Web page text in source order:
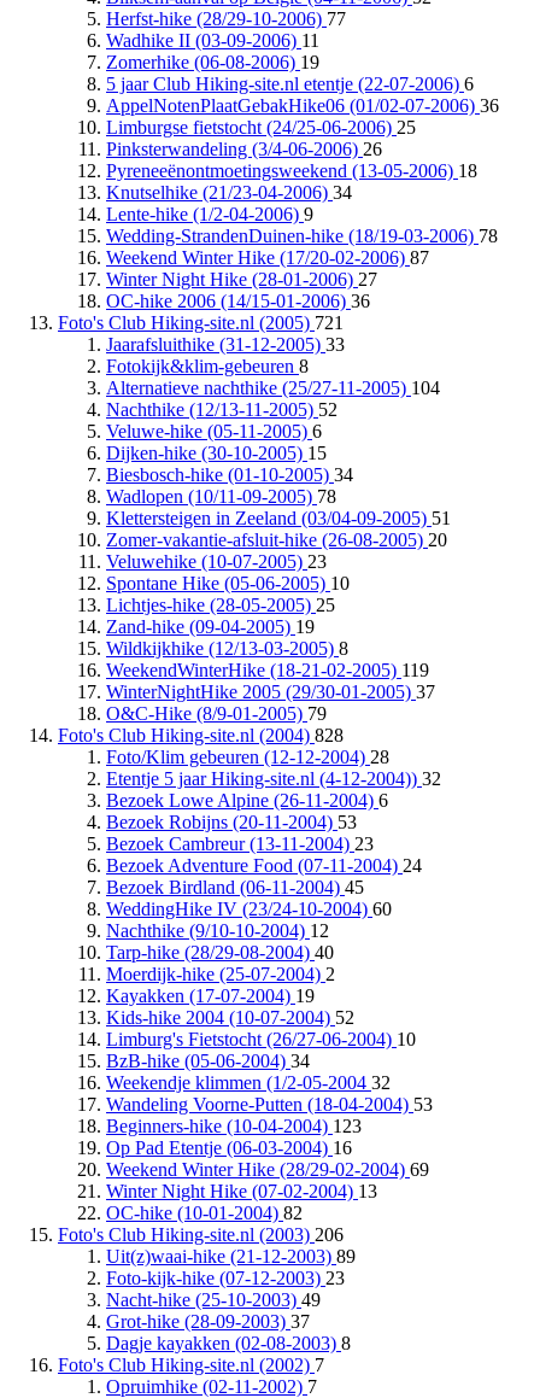
Herfst-hike (28/29-10-2006) 77
Wadhike II (03-09-2006) 11
Zomerhike (06-08-2006) 19
5 jaar Club Hiking-site.nl etentje (22-07-2006) 6
AppelNotenPlaatGebakHike06 (01/02-07-2006) 36
Limburgse fietstocht (24/25-06-2006) 25
Pinksterwandeling (3/4-06-2006) 26
Pyreneeënontmoetingsweekend (13-05-2006) 18
Knutselhike (21/23-04-2006) 34
Lente-hike (1/2-04-2006) 9
Wedding-StrandenDuinen-hike (18/19-03-2006) 78
Weekend Winter Hike (17/20-02-2006) 87
Winter Night Hike (28-01-2006) 27
OC-hike 2006 (14/15-01-2006) 36
Foto's Club Hiking-site.nl (2005) 721
Jaarafsluithike (31-12-2005) 33
Fotokijk&klim-gebeuren 8
Alternatieve nachthike (25/27-11-2005) 104
Nachthike (12/13-11-2005) 52
Veluwe-hike (05-11-2005) 6
Dijken-hike (30-10-2005) 15
Biesbosch-hike (01-10-2005) 34
Wadlopen (10/11-09-2005) 78
Klettersteigen in Zeeland (03/04-09-2005) 51
Zomer-vakantie-afsluit-hike (26-08-2005) 20
Veluwehike (10-07-2005) 23
Spontane Hike (05-06-2005) 10
Lichtjes-hike (28-05-2005) 25
Zand-hike (09-04-2005) 19
Wildkijkhike (12/13-03-2005) 8
WeekendWinterHike (18-21-02-2005) 119
WinterNightHike 2005 (29/30-01-2005) 37
O&C-Hike (8/9-01-2005) 79
Foto's Club Hiking-site.nl (2004) 828
Foto/Klim gebeuren (12-12-2004) 28
Etentje 5 jaar Hiking-site.nl (4-12-2004)) 32
Bezoek Lowe Alpine (26-11-2004) 6
Bezoek Robijns (20-11-2004) 53
Bezoek Cambreur (13-11-2004) 23
Bezoek Adventure Food (07-11-2004) 24
Bezoek Birdland (06-11-2004) 45
WeddingHike IV (23/24-10-2004) 60
Nachthike (9/10-10-2004) 12
Tarp-hike (28/29-08-2004) 40
Moerdijk-hike (25-07-2004) 2
Kayakken (17-07-2004) 19
Kids-hike 2004 (10-07-2004) 52
Limburg's Fietstocht (26/27-06-2004) 10
BzB-hike (05-06-2004) 34
Weekendje klimmen (1/2-05-2004 32
Wandeling Voorne-Putten (18-04-2004) 53
Beginners-hike (10-04-2004) 123
Op Pad Etentje (06-03-2004) 16
Weekend Winter Hike (28/29-02-2004) 69
Winter Night Hike (07-02-2004) 13
OC-hike (10-01-2004) 82
Foto's Club Hiking-site.nl (2003) 206
Uit(z)waai-hike (21-12-2003) 89
Foto-kijk-hike (07-12-2003) 23
Nacht-hike (25-10-2003) 49
Grot-hike (28-09-2003) 37
Dagje kayakken (02-08-2003) 8
Foto's Club Hiking-site.nl (2002) 7
Opruimhike (02-11-2002) 7